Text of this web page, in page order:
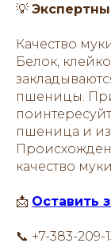
💡
Качество
Белок,
пшеницы.
пшеница и из
качество
📩 Оставить
📞 +7-383-209-